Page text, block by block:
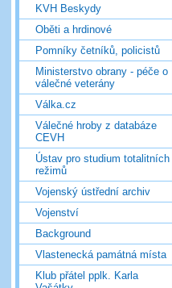
KVH Beskydy
Oběti a hrdinové
Pomníky četníků, policistů
Ministerstvo obrany - péče o
válečné veterány
Válka.cz
Válečné hroby z databáze
CEVH
Ústav pro studium totalitních
režimů
Vojenský ústřední archiv
Vojenství
Background
Vlastenecká památná místa
Klub přátel pplk. Karla